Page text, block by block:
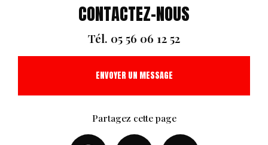
CONTACTEZ-NOUS
Tél. 05 56 06 12 52
ENVOYER UN MESSAGE
Partagez cette page
Facebook